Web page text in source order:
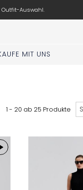
Outfit-Auswahl.
MIT UNS
1 - 20 ab 25 Produkte